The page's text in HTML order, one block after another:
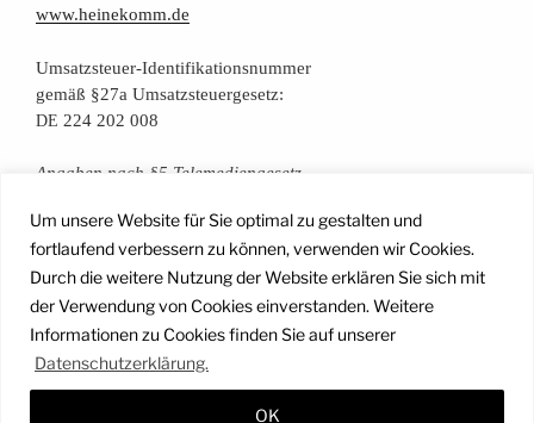
Um unsere Website für Sie optimal zu gestalten und
fortlaufend verbessern zu können, verwenden wir Cookies.
Durch die weitere Nutzung der Website erklären Sie sich mit
der Verwendung von Cookies einverstanden. Weitere
Informationen zu Cookies finden Sie auf unserer
Datenschutzerklärung.
OK
www.heinekomm.de
Umsatz­steu­er-Iden­ti­fi­ka­ti­ons­num­mer
gemäß §27a Umsatzsteuergesetz:
DE 224 202 008
Anga­ben nach §5 Telemediengesetz
Daten­schutz­er­klä­rung
FacebookInstagramYouTubeMail